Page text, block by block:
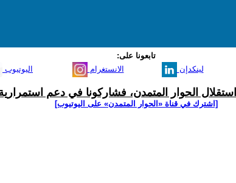
تابعونا على:
اليوتيوب الانستغرام لينكدإن
الحوار المتمدن، فشاركونا في دعم
[اشترك في قناة ‫«الحوار المتمدن» على اليوتيوب]